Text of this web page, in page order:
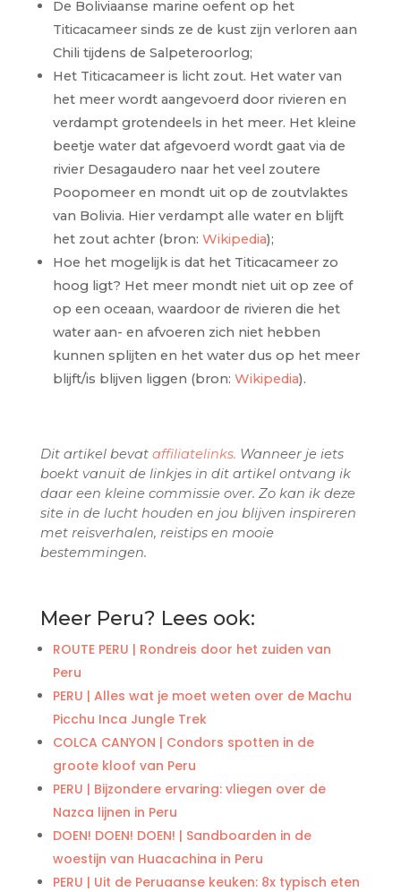
De Boliviaanse marine oefent op het
Titicacameer sinds ze de kust zijn verloren aan
Chili tijdens de Salpeteroorlog;
Het Titicacameer is licht zout. Het water van
het meer wordt aangevoerd door rivieren en
verdampt grotendeels in het meer. Het kleine
beetje water dat afgevoerd wordt gaat via de
rivier Desagaudero naar het veel zoutere
Poopomeer en mondt uit op de zoutvlaktes
van Bolivia. Hier verdampt alle water en blijft
het zout achter (bron: Wikipedia);
Hoe het mogelijk is dat het Titicacameer zo
hoog ligt? Het meer mondt niet uit op zee of
op een oceaan, waardoor de rivieren die het
water aan- en afvoeren zich niet hebben
kunnen splijten en het water dus op het meer
blijft/is blijven liggen (bron: Wikipedia).
Dit artikel bevat affiliatelinks. Wanneer je iets
boekt vanuit de linkjes in dit artikel ontvang ik
daar een kleine commissie over. Zo kan ik deze
site in de lucht houden en jou blijven inspireren
met reisverhalen, reistips en mooie
bestemmingen.
Meer Peru? Lees ook:
ROUTE PERU | Rondreis door het zuiden van
Peru
PERU | Alles wat je moet weten over de Machu
Picchu Inca Jungle Trek
COLCA CANYON | Condors spotten in de
groote kloof van Peru
PERU | Bijzondere ervaring: vliegen over de
Nazca lijnen in Peru
DOEN! DOEN! DOEN! | Sandboarden in de
woestijn van Huacachina in Peru
PERU | Uit de Peruaanse keuken: 8x typisch eten